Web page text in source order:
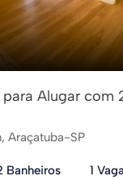
Alugar com
Araçatuba-SP
Banheiros 1 Vaga